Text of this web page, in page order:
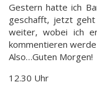
Gestern hatte ich
geschafft, jetzt geht
weiter, wobei ich
kommentieren
Also…Guten Morgen!
12.30 Uhr